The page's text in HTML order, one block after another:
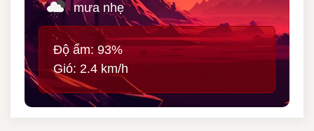
mưa nhẹ
Độ ẩm: 93%
Gió: 2.4 km/h